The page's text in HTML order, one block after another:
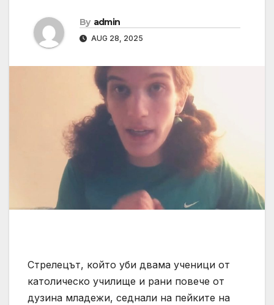
By admin
AUG 28, 2025
Стрелецът, който уби двама ученици от
католическо училище и рани повече от
дузина младежи, седнали на пейките на